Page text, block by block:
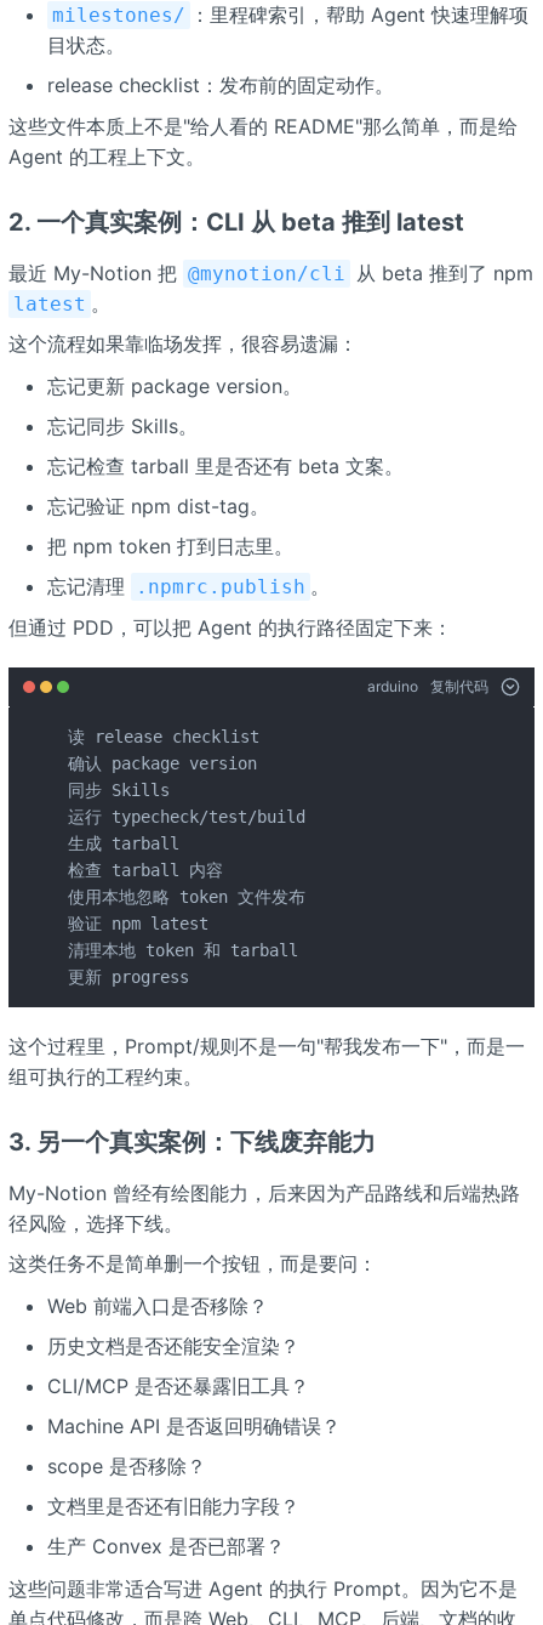
milestones/
：里程碑索引，帮助 Agent 快速理解项
目状态。
release checklist：发布前的固定动作。
这些文件本质上不是"给人看的 README"那么简单，而是给
Agent 的工程上下文。
2. 一个真实案例：CLI 从 beta 推到 latest
最近 My-Notion 把 @mynotion/cli 从 beta 推到了 npm
latest 。
这个流程如果靠临场发挥，很容易遗漏：
忘记更新 package version。
忘记同步 Skills。
忘记检查 tarball 里是否还有 beta 文案。
忘记验证 npm dist-tag。
把 npm token 打到日志里。
忘记清理
.npmrc.publish 。
但通过 PDD，可以把 Agent 的执行路径固定下来：
arduino 复制代码
读 release checklist
确认 package version
同步 Skills
运行 typecheck/test/build
生成 tarball
检查 tarball 内容
使用本地忽略 token 文件发布
验证 npm latest
清理本地 token 和 tarball
更新 progress
这个过程里，Prompt/规则不是一句"帮我发布一下"，而是一
组可执行的工程约束。
3. 另一个真实案例：下线废弃能力
My-Notion 曾经有绘图能力，后来因为产品路线和后端热路
径风险，选择下线。
这类任务不是简单删一个按钮，而是要问：
Web 前端入口是否移除？
历史文档是否还能安全渲染？
CLI/MCP 是否还暴露旧工具？
Machine API 是否返回明确错误？
scope 是否移除？
文档里是否还有旧能力字段？
生产 Convex 是否已部署？
这些问题非常适合写进 Agent 的执行 Prompt。因为它不是
单点代码修改，而是跨 Web、CLI、MCP、后端、文档的收